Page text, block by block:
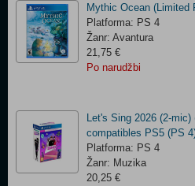
Mythic Ocean (Limited
Platforma: PS 4
Žanr: Avantura
21,75 €
Po narudžbi
Let's Sing 2026 (2-
compatibles PS5 (PS
Platforma: PS 4
Žanr: Muzika
20,25 €